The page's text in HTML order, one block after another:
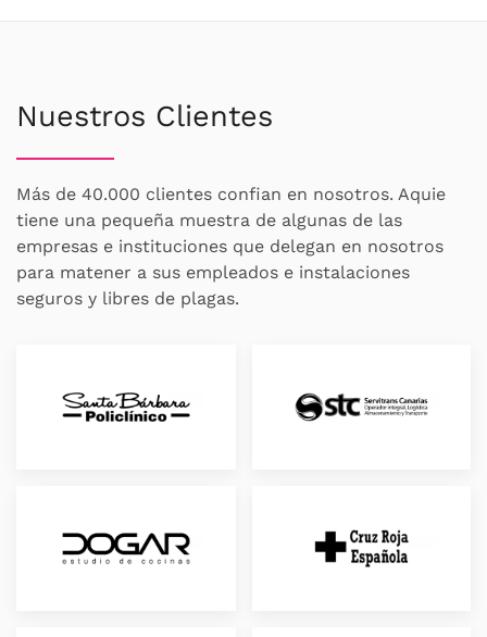
Nuestros Clientes
Más de 40.000 clientes confian en nosotros. Aquie
tiene una pequeña muestra de algunas de las
empresas e instituciones que delegan en nosotros
para matener a sus empleados e instalaciones
seguros y libres de plagas.